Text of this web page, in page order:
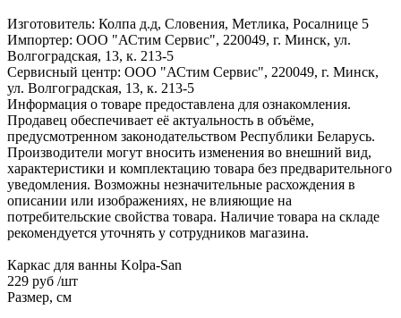
Изготовитель: Колпа д.д, Словения, Метлика, Росалнице 5
Импортер: ООО "АСтим Сервис", 220049, г. Минск, ул.
Волгоградская, 13, к. 213-5
Сервисный центр: ООО "АСтим Сервис", 220049, г. Минск,
ул. Волгоградская, 13, к. 213-5
Информация о товаре предоставлена для ознакомления.
Продавец обеспечивает её актуальность в объёме,
предусмотренном законодательством Республики Беларусь.
Производители могут вносить изменения во внешний вид,
характеристики и комплектацию товара без предварительного
уведомления. Возможны незначительные расхождения в
описании или изображениях, не влияющие на
потребительские свойства товара. Наличие товара на складе
рекомендуется уточнять у сотрудников магазина.
Каркас для ванны Kolpa-San
229 руб /шт
Размер, см